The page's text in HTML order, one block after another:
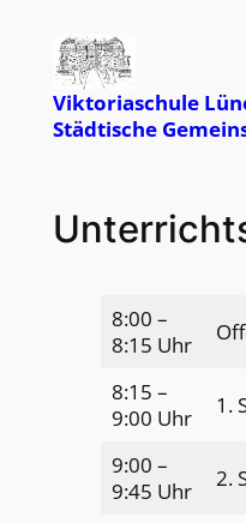
Inhalt
springen
Viktoriaschule
Städtische
8:00 –
8:15 Uhr
8:15 –
9:00 Uhr
1.
9:00 –
9:45 Uhr
2.